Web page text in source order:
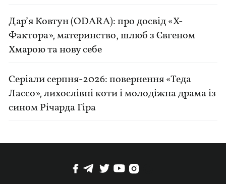
Дар’я Ковтун (ODARA): про досвід «Х-
Фактора», материнство, шлюб з Євгеном
Хмарою та нову себе
Серіали серпня-2026: повернення «Теда
Лассо», лихослівні коти і молодіжна драма із
сином Річарда Гіра